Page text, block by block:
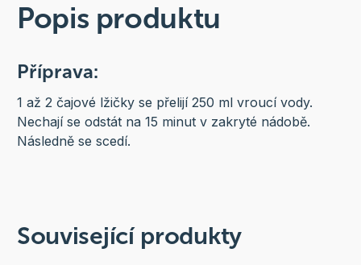
Popis produktu
Příprava:
1 až 2 čajové lžičky se přelijí 250 ml vroucí vody.
Nechají se odstát na 15 minut v zakryté nádobě.
Následně se scedí.
Související produkty